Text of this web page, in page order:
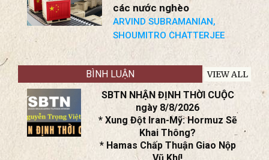
BS Nguyễn Trọng Việt
Chiến lược xuất khẩu của
Bắc Kinh đang kìm hãm
các nước nghèo
ARVIND SUBRAMANIAN,
SHOUMITRO CHATTERJEE
BÌNH LUẬN VIEW ALL